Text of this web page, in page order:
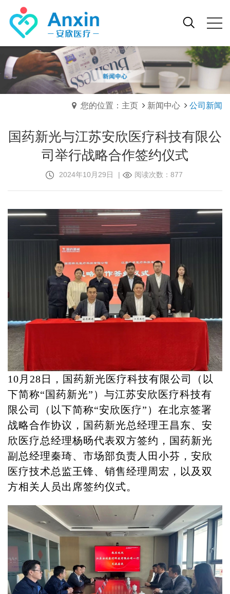
您的位置：主页 新闻中心 公司新闻
国药新光与江苏安欣医疗科技有限公
司举行战略合作签约仪式
2024年10月29日 | 阅读次数：877
10月28日，国药新光医疗科技有限公司（以
下简称“国药新光”）与江苏安欣医疗科技有
限公司（以下简称“安欣医疗”）在北京签署
战略合作协议，国药新光总经理王昌东、安
欣医疗总经理杨旸代表双方签约，国药新光
副总经理秦琦、市场部负责人田小芬，安欣
医疗技术总监王锋、销售经理周宏，以及双
方相关人员出席签约仪式。